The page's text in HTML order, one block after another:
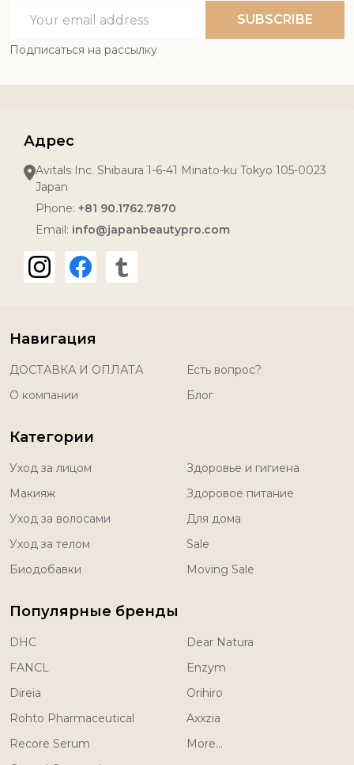
Address
SUBSCRIBE
Подписаться на рассылку
Адрес
Avitals Inc. Shibaura 1-6-41 Minato-ku Tokyo 105-0023
Japan
Phone: +81 90.1762.7870
Email: info@japanbeautypro.com
Навигация
ДОСТАВКА И ОПЛАТА
О компании
Есть вопрос?
Блог
Категории
Уход за лицом
Макияж
Уход за волосами
Уход за телом
Биодобавки
Здоровье и гигиена
Здоровое питание
Для дома
Sale
Moving Sale
Популярные бренды
DHC
FANCL
Direia
Rohto Pharmaceutical
Recore Serum
Dear Natura
Enzym
Orihiro
Axxzia
More...